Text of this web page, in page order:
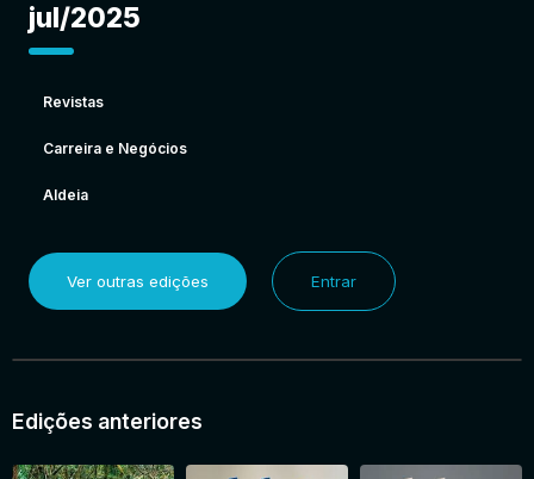
jul/2025
Revistas
Carreira e Negócios
Aldeia
Ver outras edições Entrar
Edições anteriores